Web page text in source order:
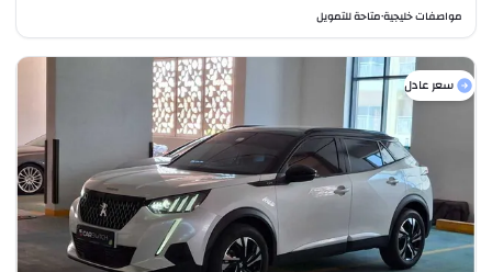
مواصفات خليجية•متاحة للتمويل
سعر عادل